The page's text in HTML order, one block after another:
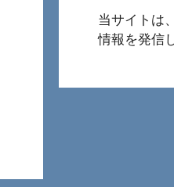
当サイトは
情報を発信